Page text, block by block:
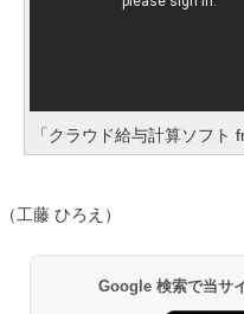
「クラウド給与計算ソフト
（工藤 ひろえ）
Google 検索で当サ